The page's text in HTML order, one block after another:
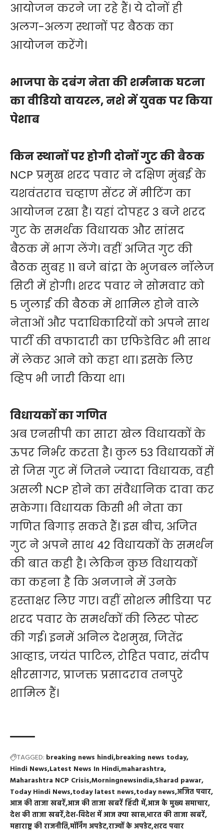
आयोजन करने जा रहे हैं। ये दोनों ही
अलग-अलग स्थानों पर बैठक का
आयोजन करेंगे।
भाजपा के दबंग नेता की शर्मनाक घटना
का वीडियो वायरल, नशे में युवक पर किया
पेशाब
किन स्थानों पर होगी दोनों गुट की बैठक
NCP प्रमुख शरद पवार ने दक्षिण मुंबई के
यशवंतराव चव्हाण सेंटर में मीटिंग का
आयोजन रखा है। यहां दोपहर 3 बजे शरद
गुट के समर्थक विधायक और सांसद
बैठक में भाग लेंगे। वहीं अजित गुट की
बैठक सुबह 11 बजे बांद्रा के भुजबल नॉलेज
सिटी में होगी। शरद पवार ने सोमवार को
5 जुलाई की बैठक में शामिल होने वाले
नेताओं और पदाधिकारियों को अपने साथ
पार्टी की वफादारी का एफिडेविट भी साथ
में लेकर आने को कहा था। इसके लिए
व्हिप भी जारी किया था।
विधायकों का गणित
अब एनसीपी का सारा खेल विधायकों के
ऊपर निर्भर करता है। कुल 53 विधायकों में
से जिस गुट में जितने ज्यादा विधायक, वही
असली NCP होने का संवैधानिक दावा कर
सकेगा। विधायक किसी भी नेता का
गणित बिगाड़ सकते हैं। इस बीच, अजित
गुट ने अपने साथ 42 विधायकों के समर्थन
की बात कही है। लेकिन कुछ विधायकों
का कहना है कि अनजाने में उनके
हस्ताक्षर लिए गए। वहीं सोशल मीडिया पर
शरद पवार के समर्थकों की लिस्ट पोस्ट
की गई। इनमें अनिल देशमुख, जितेंद्र
आव्हाड, जयंत पाटिल, रोहित पवार, संदीप
क्षीरसागर, प्राजक्त प्रसादराव तनपुरे
शामिल हैं।
TAGGED: breaking news hindi breaking news today
Hindi News Latest News In Hindi maharashtra
Maharashtra NCP Crisis Morningnewsindia Sharad pawar
Today Hindi News today latest news today news अजित पवार
आज की ताजा खबरेंआज की ताजा खबरें हिंदी मेंआज के मुख्य समाचार
देश की ताजा खबरेंदेश-विदेश में आज क्या खासभारत की ताजा खबरें
महाराष्ट्र की राजनीतिमॉर्निंग अपडेटराज्यों के अपडेट शरद पवार